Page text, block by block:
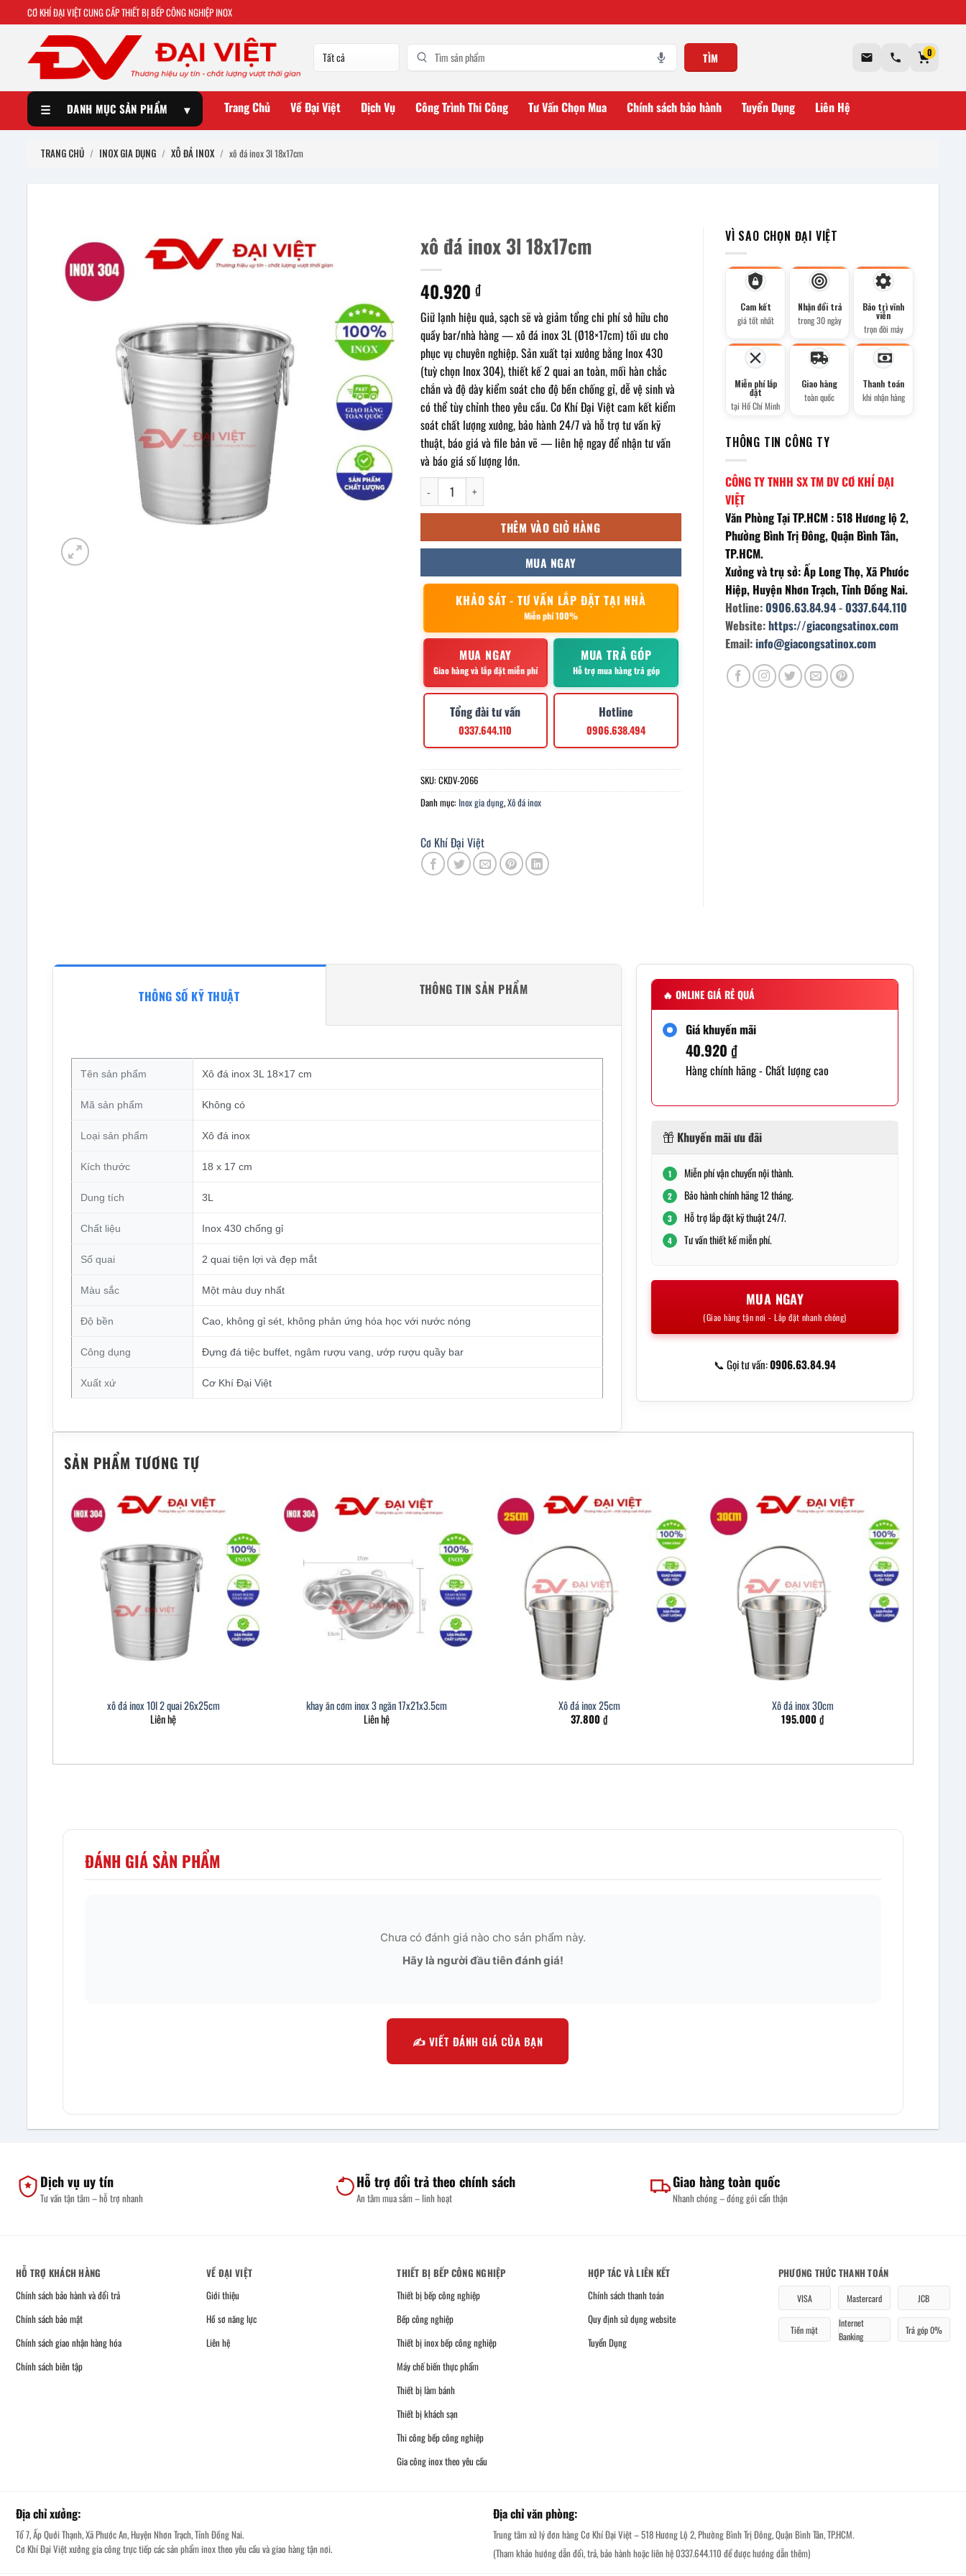
CƠ KHÍ ĐẠI VIỆT CUNG CẤP THIẾT BỊ BẾP CÔNG NGHIỆP INOX
TÌM 0
☰ DANH MỤC SẢN PHẨM ▾ Trang Chủ Về Đại Việt Dịch Vụ Công Trình Thi Công Tư Vấn Chọn Mua Chính sách bảo hành Tuyển Dụng Liên Hệ
TRANG CHỦ / INOX GIA DỤNG / XÔ ĐÁ INOX / xô đá inox 3l 18x17cm
xô đá inox 3l 18x17cm
40.920 ₫
Giữ lạnh hiệu quả, sạch sẽ và giảm tổng chi phí sở hữu cho
quầy bar/nhà hàng — xô đá inox 3L (Ø18×17cm) tối ưu cho
phục vụ chuyên nghiệp. Sản xuất tại xưởng bằng Inox 430
(tuỳ chọn Inox 304), thiết kế 2 quai an toàn, mối hàn chắc
chắn và độ dày kiểm soát cho độ bền chống gỉ, dễ vệ sinh và
có thể tùy chỉnh theo yêu cầu. Cơ Khí Đại Việt cam kết kiểm
soát chất lượng xưởng, bảo hành 24/7 và hỗ trợ tư vấn kỹ
thuật, báo giá và file bản vẽ — liên hệ ngay để nhận tư vấn
và báo giá số lượng lớn.
xô đá inox 3l 18x17cm số lượng
THÊM VÀO GIỎ HÀNG
MUA NGAY
KHẢO SÁT - TƯ VẤN LẮP ĐẶT TẠI NHÀ
Miễn phí 100%
MUA NGAY
Giao hàng và lắp đặt miễn phí
MUA TRẢ GÓP
Hỗ trợ mua hàng trả góp
Tổng đài tư vấn
0337.644.110
Hotline
0906.638.494
SKU:CKDV-2066
Danh mục: Inox gia dụng,Xô đá inox
Cơ Khí Đại Việt
VÌ SAO CHỌN ĐẠI VIỆT
Cam kết
giá tốt nhất
Nhận đổi trả
trong 30 ngày
Bảo trì vĩnh
viễn
trọn đời máy
Miễn phí lắp
đặt
tại Hồ Chí Minh
Giao hàng
toàn quốc
Thanh toán
khi nhận hàng
THÔNG TIN CÔNG TY
CÔNG TY TNHH SX TM DV CƠ KHÍ ĐẠI
VIỆT
Văn Phòng Tại TP.HCM : 518 Hương lộ 2,
Phường Bình Trị Đông, Quận Bình Tân,
TP.HCM.
Xưởng và trụ sở: Ấp Long Thọ, Xã Phước
Hiệp, Huyện Nhơn Trạch, Tỉnh Đồng Nai.
Hotline:0906.63.84.94-0337.644.110
Website:https://giacongsatinox.com
Email:info@giacongsatinox.com
THÔNG SỐ KỸ THUẬT THÔNG TIN SẢN PHẨM
Tên sản phẩm Xô đá inox 3L 18×17 cm
Mã sản phẩm Không có
Loại sản phẩm Xô đá inox
Kích thước 18 x 17 cm
Dung tích 3L
Chất liệu Inox 430 chống gỉ
Số quai 2 quai tiện lợi và đẹp mắt
Màu sắc Một màu duy nhất
Độ bền Cao, không gỉ sét, không phản ứng hóa học với nước nóng
Công dụng Đựng đá tiệc buffet, ngâm rượu vang, ướp rượu quầy bar
Xuất xứ Cơ Khí Đại Việt
🔥 ONLINE GIÁ RẺ QUÁ
Giá khuyến mãi
40.920 ₫
Hàng chính hãng - Chất lượng cao
Khuyến mãi ưu đãi
1 Miễn phí vận chuyển nội thành.
2 Bảo hành chính hãng 12 tháng.
3 Hỗ trợ lắp đặt kỹ thuật 24/7.
4 Tư vấn thiết kế miễn phí.
MUA NGAY
(Giao hàng tận nơi - Lắp đặt nhanh chóng)
📞 Gọi tư vấn:0906.63.84.94
SẢN PHẨM TƯƠNG TỰ
xô đá inox 10l 2 quai 26x25cm
Liên hệ
khay ăn cơm inox 3 ngăn 17x21x3.5cm
Liên hệ
Xô đá inox 25cm
37.800₫
Xô đá inox 30cm
195.000₫
ĐÁNH GIÁ SẢN PHẨM
Chưa có đánh giá nào cho sản phẩm này.
Hãy là người đầu tiên đánh giá!
✍️ VIẾT ĐÁNH GIÁ CỦA BẠN
Dịch vụ uy tín
Tư vấn tận tâm – hỗ trợ nhanh
Hỗ trợ đổi trả theo chính sách
An tâm mua sắm – linh hoạt
Giao hàng toàn quốc
Nhanh chóng – đóng gói cẩn thận
HỖ TRỢ KHÁCH HÀNG
Chính sách bảo hành và đổi trả
Chính sách bảo mật
Chính sách giao nhận hàng hóa
Chính sách biên tập
VỀ ĐẠI VIỆT
Giới thiệu
Hồ sơ năng lực
Liên hệ
THIẾT BỊ BẾP CÔNG NGHIỆP
Thiết bị bếp công nghiệp
Bếp công nghiệp
Thiết bị inox bếp công nghiệp
Máy chế biến thực phẩm
Thiết bị làm bánh
Thiết bị khách sạn
Thi công bếp công nghiệp
Gia công inox theo yêu cầu
HỢP TÁC VÀ LIÊN KẾT
Chính sách thanh toán
Quy định sử dụng website
Tuyển Dụng
PHƯƠNG THỨC THANH TOÁN
VISA Mastercard JCB
Tiền mặt
Internet
Banking
Trả góp 0%
Địa chỉ xưởng:
Tổ 7, Ấp Quới Thạnh, Xã Phước An, Huyện Nhơn Trạch, Tỉnh Đồng Nai.
Cơ Khí Đại Việt xưởng gia công trực tiếp các sản phẩm inox theo yêu cầu và giao hàng tận nơi.
Địa chỉ văn phòng:
Trung tâm xử lý đơn hàng Cơ Khí Đại Việt – 518 Hương Lộ 2, Phường Bình Trị Đông, Quận Bình Tân, TP.HCM.
(Tham khảo hướng dẫn đổi, trả, bảo hành hoặc liên hệ 0337.644.110 để được hướng dẫn thêm)